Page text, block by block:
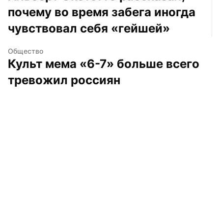
почему во время забега иногда
чувствовал себя «гейшей»
Общество
Культ мема «6-7» больше всего
тревожил россиян